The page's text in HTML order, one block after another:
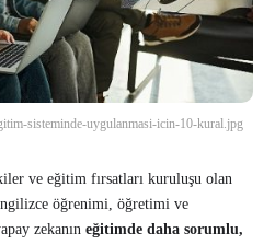
sisteminde-uygulanmasi-icin-10-kural.jpg
ve eğitim fırsatları kuruluşu olan
öğrenimi, öğretimi ve
zekanın eğitimde daha sorumlu,